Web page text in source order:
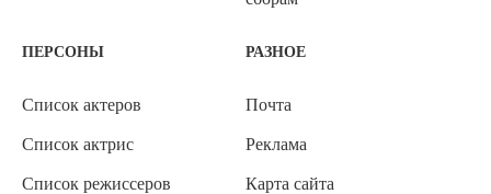
ПЕРСОНЫ
Список актеров
Список актрис
Список режиссеров
РАЗНОЕ
Почта
Реклама
Карта сайта